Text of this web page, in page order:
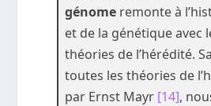
génome remonte à
et de la génétique avec
théories de l’hérédité.
toutes les théories de
par Ernst Mayr [14],